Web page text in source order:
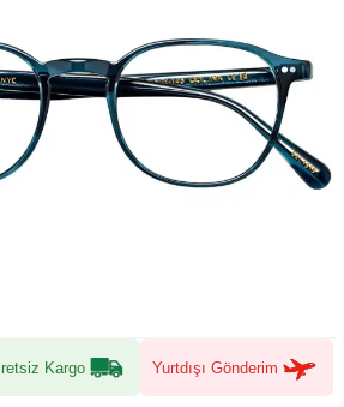
Kargo Yurtdışı Gönderim